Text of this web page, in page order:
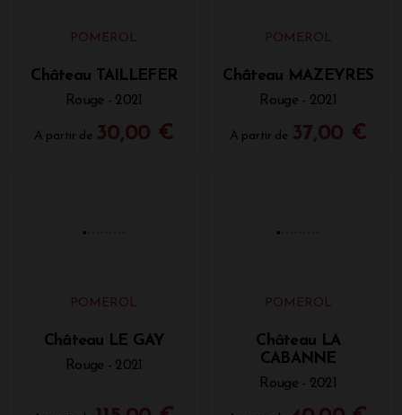
A partir de 30,00 € A partir de 37,00 €